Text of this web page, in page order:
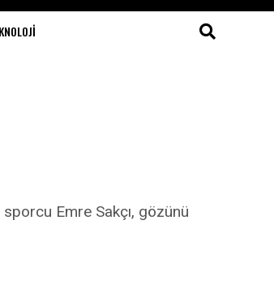
Emre Sakçı, gözünü